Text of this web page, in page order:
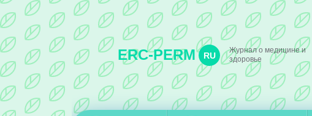
ERC-PERM RU
Журнал о медицине и
здоровье